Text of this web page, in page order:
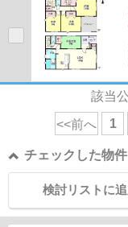
該当
<<前へ 1
チェックした物
検討リストに